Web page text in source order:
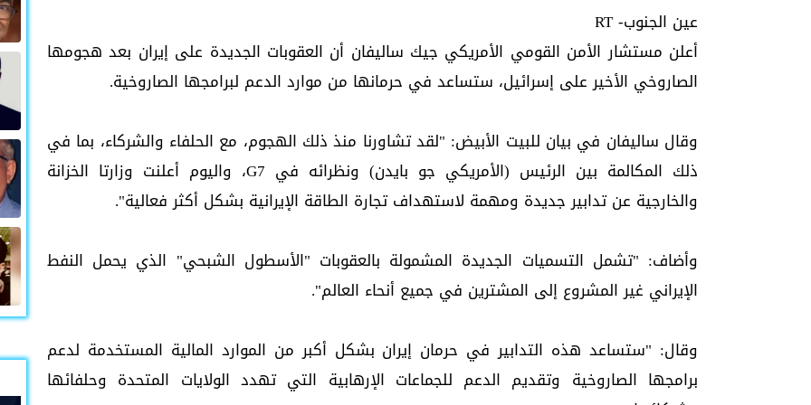
عين الجنوب- RT
أعلن مستشار الأمن القومي الأمريكي جيك ساليفان أن العقوبات الجديدة على إيران بعد هجومها
الصاروخي الأخير على إسرائيل، ستساعد في حرمانها من موارد الدعم لبرامجها الصاروخية.
وقال ساليفان في بيان للبيت الأبيض: "لقد تشاورنا منذ ذلك الهجوم، مع الحلفاء والشركاء، بما في
ذلك المكالمة بين الرئيس (الأمريكي جو بايدن) ونظرائه في G7، واليوم أعلنت وزارتا الخزانة
والخارجية عن تدابير جديدة ومهمة لاستهداف تجارة الطاقة الإيرانية بشكل أكثر فعالية".
وأضاف: "تشمل التسميات الجديدة المشمولة بالعقوبات "الأسطول الشبحي" الذي يحمل النفط
الإيراني غير المشروع إلى المشترين في جميع أنحاء العالم".
وقال: "ستساعد هذه التدابير في حرمان إيران بشكل أكبر من الموارد المالية المستخدمة لدعم
برامجها الصاروخية وتقديم الدعم للجماعات الإرهابية التي تهدد الولايات المتحدة وحلفائها